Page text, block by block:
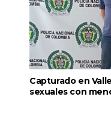
Capturado en
sexuales con